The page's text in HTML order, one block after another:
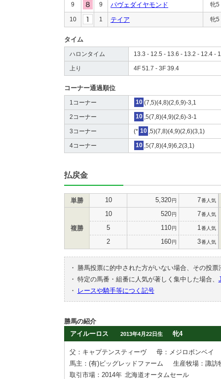
9 9 パヴェダイヤモンド 牝5
10 1 テイア 牝5
タイム
ハロンタイム 13.3 - 12.5 - 13.6 - 13.2 - 12.4 -
上り 4F 51.7 - 3F 39.4
コーナー通過順位
1コーナー 10 (7,5)(4,8)(2,6,9)-3,1
2コーナー 10 ,5(7,8)(4,9)(2,6)-3-1
3コーナー (* 10 ,5)(7,8)(4,9)(2,6)(3,1)
4コーナー 10 ,5(7,8)(4,9)6,2(3,1)
払戻金
単勝 10 5,320円 7番人気
複勝
10 520円 7番人気
5 110円 1 番人気
2 160円 3番人気
・
勝馬投票に的中された方がいない場合、その投
・ 特定の馬番・組番に人気が著しく集中した場合、
・
レースや騎手等につく記号
勝馬の紹介
アイルーロス
2013年4月22日生 牝4
父：キャプテンスティーヴ
母：メジロボンベイ
馬主：(有)ビッグレッドファーム
生産牧場：諏訪
取引市場：2014年 北海道オータムセール